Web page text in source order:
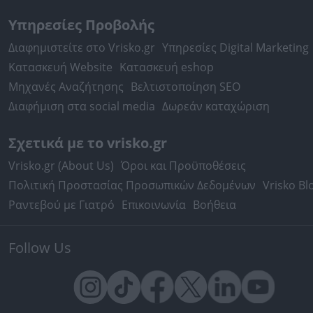
Υπηρεσίες Προβολής
Διαφημιστείτε στο Vrisko.gr Υπηρεσίες Digital Marketing
Κατασκευή Website Κατασκευή eshop
Μηχανές Αναζήτησης Βελτιστοποίηση SEO
Διαφήμιση στα social media Δωρεάν καταχώριση
Σχετικά με το vrisko.gr
Vrisko.gr (About Us) Όροι και Προϋποθέσεις
Πολιτική Προστασίας Προσωπικών Δεδομένων Vrisko
Ραντεβού με Γιατρό Επικοινωνία Βοήθεια
Follow Us